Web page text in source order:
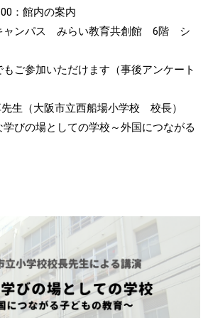
館内の案内
ンパス みらい教育共創館 6階 シ
参加いただけます（事後アンケート
生（大阪市立西船場小学校 校長）
びの場としての学校～外国につながる